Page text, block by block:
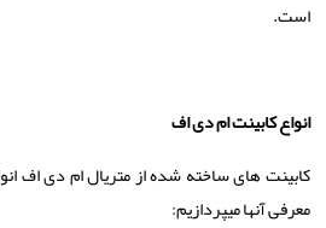
است.
انواع کابینت ام دی اف
کابینت های ساخته شده از متریال ام دی اف
معرفی آنها میپردازیم: